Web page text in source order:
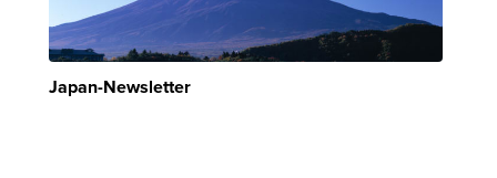
Japan-Newsletter